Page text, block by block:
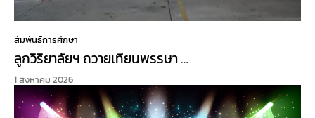
สัมพันธ์การศึกษา
ลูกวิริยาลัยฯ ถวายเทียนพรรษา …
1 สิงหาคม 2026